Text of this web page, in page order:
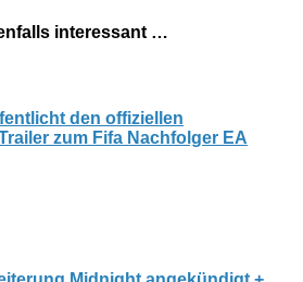
interessant …
den offiziellen
zum Fifa Nachfolger EA